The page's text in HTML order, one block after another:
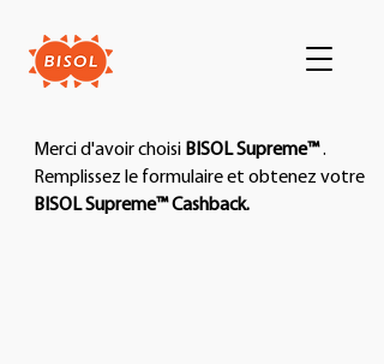
Merci d'avoir choisi BISOL Supreme™.
Remplissez le formulaire et obtenez votre
BISOL Supreme™ Cashback.